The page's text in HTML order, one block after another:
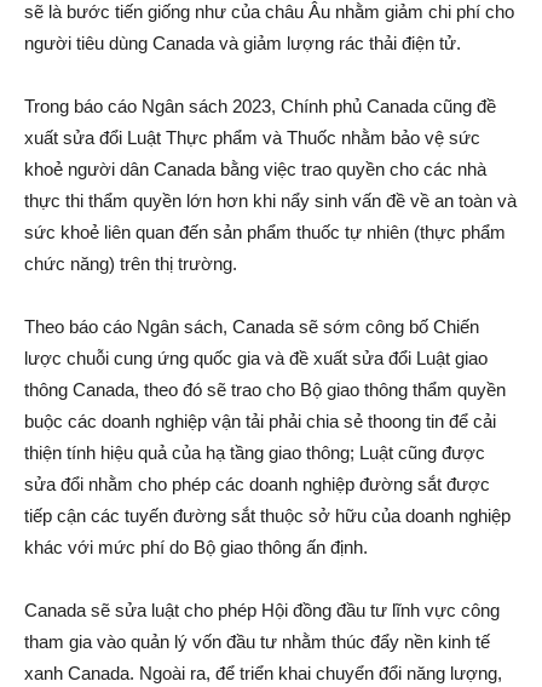
sẽ là bước tiến giống như của châu Âu nhằm giảm chi phí cho
người tiêu dùng Canada và giảm lượng rác thải điện tử.
Trong báo cáo Ngân sách 2023, Chính phủ Canada cũng đề
xuất sửa đổi Luật Thực phẩm và Thuốc nhằm bảo vệ sức
khoẻ người dân Canada bằng việc trao quyền cho các nhà
thực thi thẩm quyền lớn hơn khi nẩy sinh vấn đề về an toàn và
sức khoẻ liên quan đến sản phẩm thuốc tự nhiên (thực phẩm
chức năng) trên thị trường.
Theo báo cáo Ngân sách, Canada sẽ sớm công bố Chiến
lược chuỗi cung ứng quốc gia và đề xuất sửa đổi Luật giao
thông Canada, theo đó sẽ trao cho Bộ giao thông thẩm quyền
buộc các doanh nghiệp vận tải phải chia sẻ thoong tin để cải
thiện tính hiệu quả của hạ tầng giao thông; Luật cũng được
sửa đổi nhằm cho phép các doanh nghiệp đường sắt được
tiếp cận các tuyến đường sắt thuộc sở hữu của doanh nghiệp
khác với mức phí do Bộ giao thông ấn định.
Canada sẽ sửa luật cho phép Hội đồng đầu tư lĩnh vực công
tham gia vào quản lý vốn đầu tư nhằm thúc đẩy nền kinh tế
xanh Canada. Ngoài ra, để triển khai chuyển đổi năng lượng,